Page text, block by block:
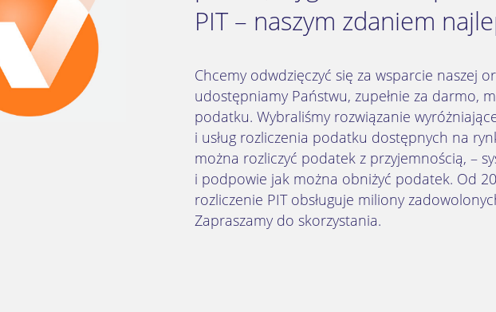
PIT – naszym zdaniem
Chcemy odwdzięczyć się za wsparcie naszej
udostępniamy Państwu, zupełnie za darmo,
podatku. Wybraliśmy rozwiązanie
i usług rozliczenia podatku dostępnych na
można rozliczyć podatek z przyjemnością, –
i podpowie jak można obniżyć podatek. Od
rozliczenie PIT obsługuje miliony
Zapraszamy do skorzystania.